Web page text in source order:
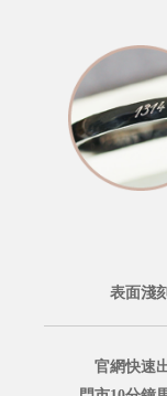
表面淺刻
官網快速